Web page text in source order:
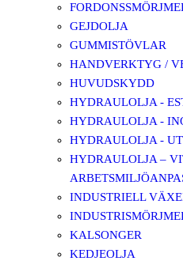
GEJDOLJA
GUMMISTÖVLAR
HANDVERKTYG /
HUVUDSKYDD
HYDRAULOLJA -
HYDRAULOLJA -
HYDRAULOLJA -
HYDRAULOLJA –
INDUSTRIELL
KALSONGER
KEDJEOLJA